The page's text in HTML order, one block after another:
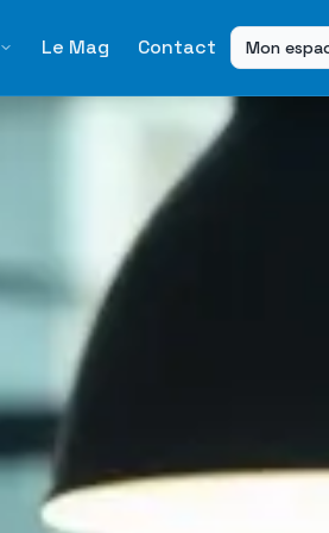
Le Mag Contact Mon